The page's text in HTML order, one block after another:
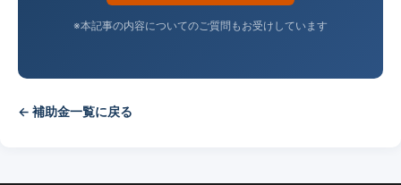
※本記事の内容についてのご質問もお受けしています
← 補助金一覧に戻る